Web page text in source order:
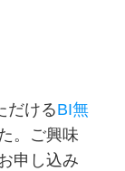
だけるBI無
。ご興味
申し込み